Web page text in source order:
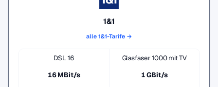
1&1
alle 1&1-Tarife →
DSL 16
16 MBit/s
Glasfaser 1000 mit TV
1 GBit/s